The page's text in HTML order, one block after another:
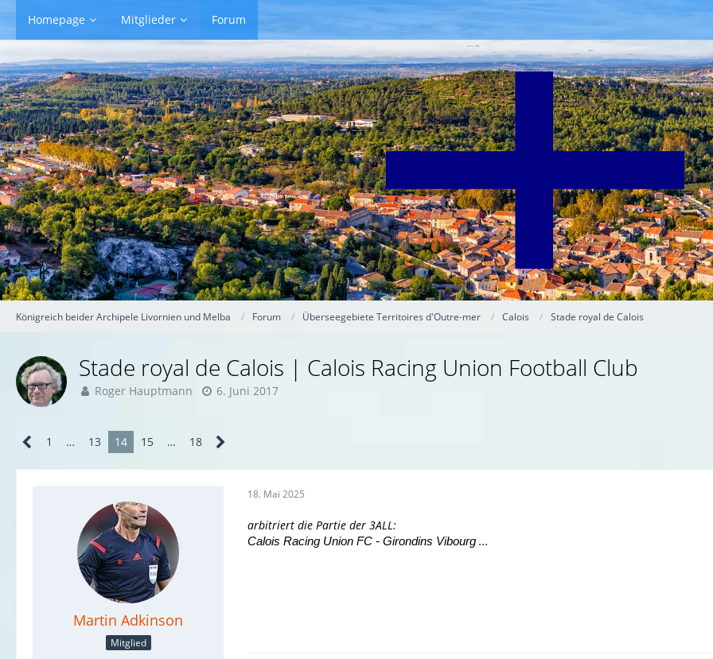
Homepage Mitglieder Forum
Königreich beider Archipele Livornien und Melba Forum Überseegebiete Territoires d'Outre-mer Calois Stade royal de Calois
Stade royal de Calois | Calois Racing Union Football Club
Roger Hauptmann 6. Juni 2017
1 … 13 14 15 … 18
Martin Adkinson
Mitglied
18. Mai 2025
arbitriert die Partie der 3ALL:
Calois Racing Union FC - Girondins Vibourg ...